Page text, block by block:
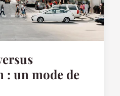
: un mode de